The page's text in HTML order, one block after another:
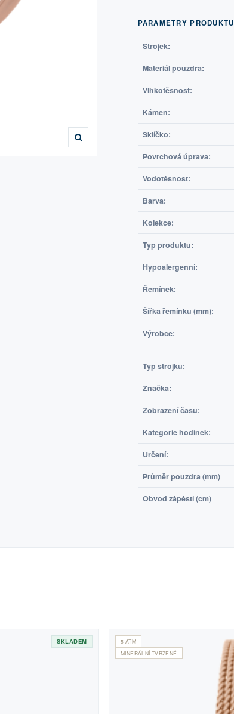
PARAMETRY PRODUKTU
Strojek:
Materiál pouzdra:
Vlhkotěsnost:
Kámen:
Sklíčko:
Povrchová úprava:
Vodotěsnost:
Barva:
Kolekce:
Typ produktu:
Hypoalergenní:
Řemínek:
Šířka řemínku (mm):
Výrobce:
Typ strojku:
Značka:
Zobrazení času:
Kategorie hodinek:
Určení:
Průměr pouzdra (mm)
Obvod zápěstí (cm)
SKLADEM
5 ATM
MINERÁLNÍ TVRZENÉ